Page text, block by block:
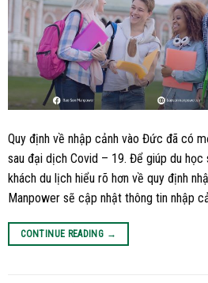
Quy định về nhập cảnh vào Đức đã có
sau đại dịch Covid – 19. Để giúp du học
khách du lịch hiểu rõ hơn về quy định
Manpower sẽ cập nhật thông tin nhập
CONTINUE READING →